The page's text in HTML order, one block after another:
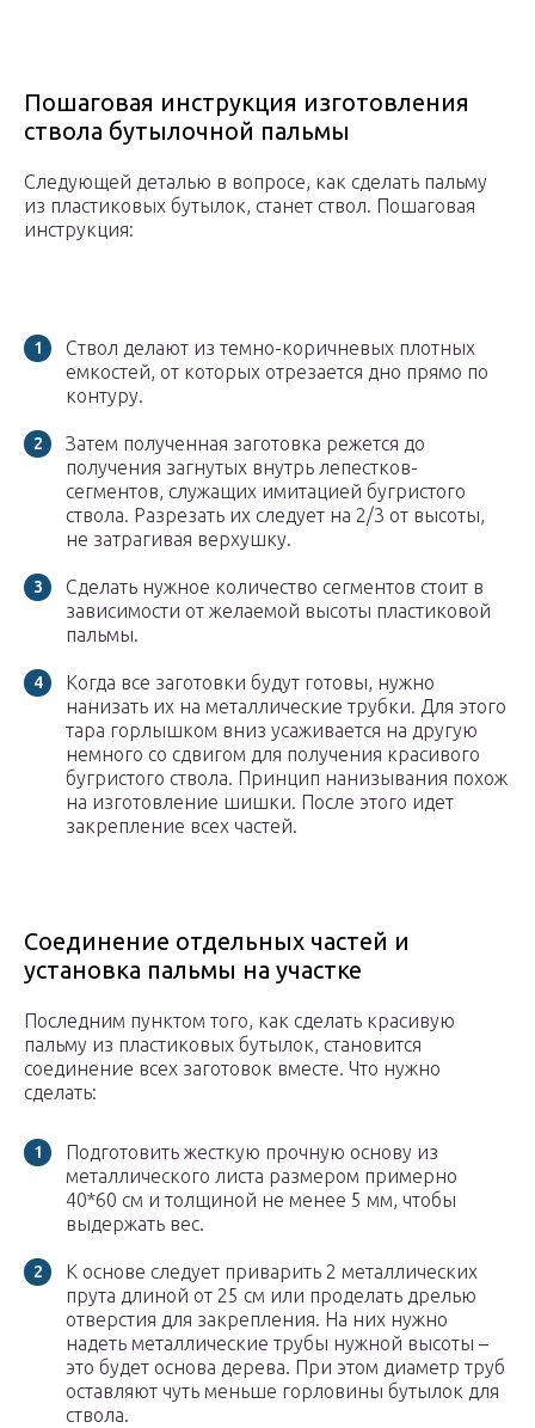
Пошаговая инструкция изготовления
ствола бутылочной пальмы
Следующей деталью в вопросе, как сделать пальму
из пластиковых бутылок, станет ствол. Пошаговая
инструкция:
Ствол делают из темно-коричневых плотных
емкостей, от которых отрезается дно прямо по
контуру.
Затем полученная заготовка режется до
получения загнутых внутрь лепестков-
сегментов, служащих имитацией бугристого
ствола. Разрезать их следует на 2/3 от высоты,
не затрагивая верхушку.
Сделать нужное количество сегментов стоит в
зависимости от желаемой высоты пластиковой
пальмы.
Когда все заготовки будут готовы, нужно
нанизать их на металлические трубки. Для этого
тара горлышком вниз усаживается на другую
немного со сдвигом для получения красивого
бугристого ствола. Принцип нанизывания похож
на изготовление шишки. После этого идет
закрепление всех частей.
Соединение отдельных частей и
установка пальмы на участке
Последним пунктом того, как сделать красивую
пальму из пластиковых бутылок, становится
соединение всех заготовок вместе. Что нужно
сделать:
Подготовить жесткую прочную основу из
металлического листа размером примерно
40*60 см и толщиной не менее 5 мм, чтобы
выдержать вес.
К основе следует приварить 2 металлических
прута длиной от 25 см или проделать дрелью
отверстия для закрепления. На них нужно
надеть металлические трубы нужной высоты –
это будет основа дерева. При этом диаметр труб
оставляют чуть меньше горловины бутылок для
ствола.